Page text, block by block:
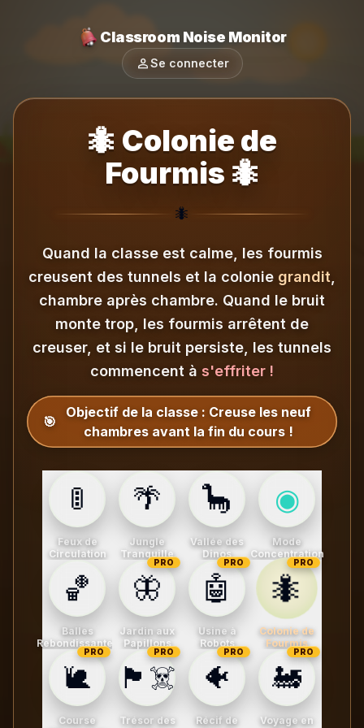
Classroom Noise Monitor
personSe connecter
🐜 Colonie de
Fourmis 🐜
🐜
Quand la classe est calme, les fourmis
creusent des tunnels et la colonie grandit
chambre après chambre. Quand le bruit
monte trop, les fourmis arrêtent de
creuser, et si le bruit persiste, les tunnels
commencent à s'effriter !
🎯
Objectif de la classe : Creuse les neuf
chambres avant la fin du cours !
🚦
Feux de
Circulation
🌴
Jungle
Tranquille
🦕
Vallée des
Dinos
◉
Mode
Concentration
🏀
Balles
Rebondissantes
🦋
PRO
Jardin aux
Papillons
🤖
PRO
Usine à
Robots
🐜
PRO
Colonie de
Fourmis
🐌
PRO
Course
🏴‍☠️
PRO
Trésor des
🐠
PRO
Récif de
🚂
PRO
Voyage en